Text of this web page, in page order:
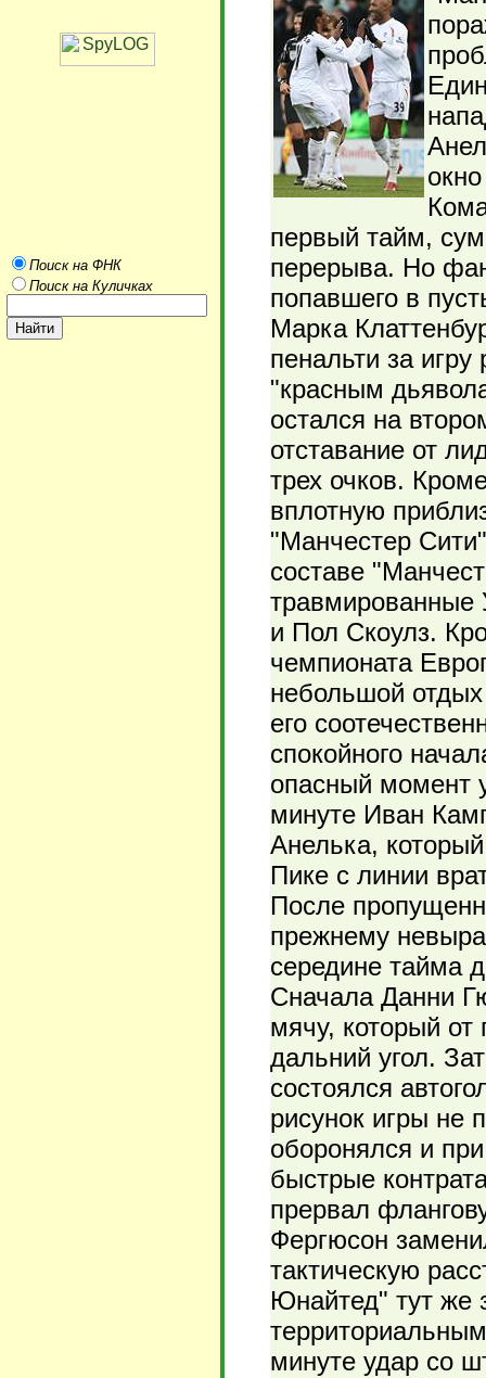
Поиск на ФНК
Поиск на Куличках
первый тайм,
перерыва. Но
попавшего в
Марка
пенальти за
"красным
остался на
отставание от
трех очков.
вплотную
"Манчестер
составе
и Пол Скоулз.
чемпионата
небольшой
его
спокойного
опасный момент
минуте Иван
Анелька,
Пике с линии
После
прежнему
середине тайма
Сначала Данни
мячу, который от
дальний угол.
состоялся
рисунок игры не
оборонялся и
быстрые
прервал
Фергюсон
тактическую
Юнайтед" тут же
минуте удар со